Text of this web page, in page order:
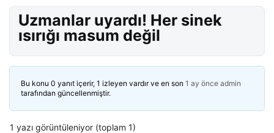
Uzmanlar uyardı! Her sinek
ısırığı masum değil
Bu konu 0 yanıt içerir, 1 izleyen vardır ve en son 1 ay önce admin
tarafından güncellenmiştir.
1 yazı görüntüleniyor (toplam 1)